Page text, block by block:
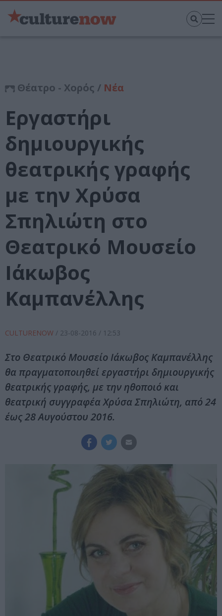
Θέατρο - Χορός / Νέα
Εργαστήρι
δημιουργικής
θεατρικής γραφής
με την Χρύσα
Σπηλιώτη στο
Θεατρικό Μουσείο
Ιάκωβος
Καμπανέλλης
CULTURENOW / 23-08-2016 / 12:53
Στο Θεατρικό Μουσείο Ιάκωβος Καμπανέλλης
θα πραγματοποιηθεί εργαστήρι δημιουργικής
θεατρικής γραφής, με την ηθοποιό και
θεατρική συγγραφέα Χρύσα Σπηλιώτη, από 24
έως 28 Αυγούστου 2016.